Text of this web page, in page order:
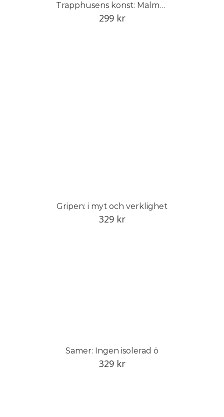
Trapphusens konst: Malmö 1930–1940
299 kr
Gripen: i myt och verklighet
329 kr
Samer: Ingen isolerad ö
329 kr